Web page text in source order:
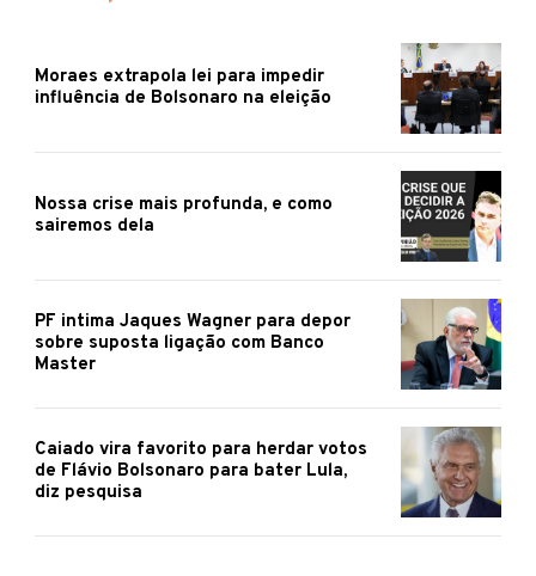
Moraes extrapola lei para impedir
influência de Bolsonaro na eleição
Nossa crise mais profunda, e como
sairemos dela
PF intima Jaques Wagner para depor
sobre suposta ligação com Banco
Master
Caiado vira favorito para herdar votos
de Flávio Bolsonaro para bater Lula,
diz pesquisa